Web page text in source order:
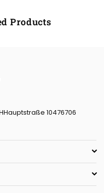
Products
10476706